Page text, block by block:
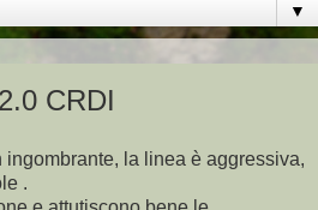
▼
CRDI
la linea è aggressiva,
.